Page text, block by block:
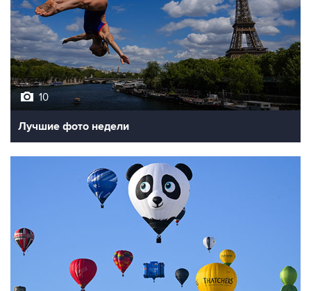
10
Лучшие фото недели